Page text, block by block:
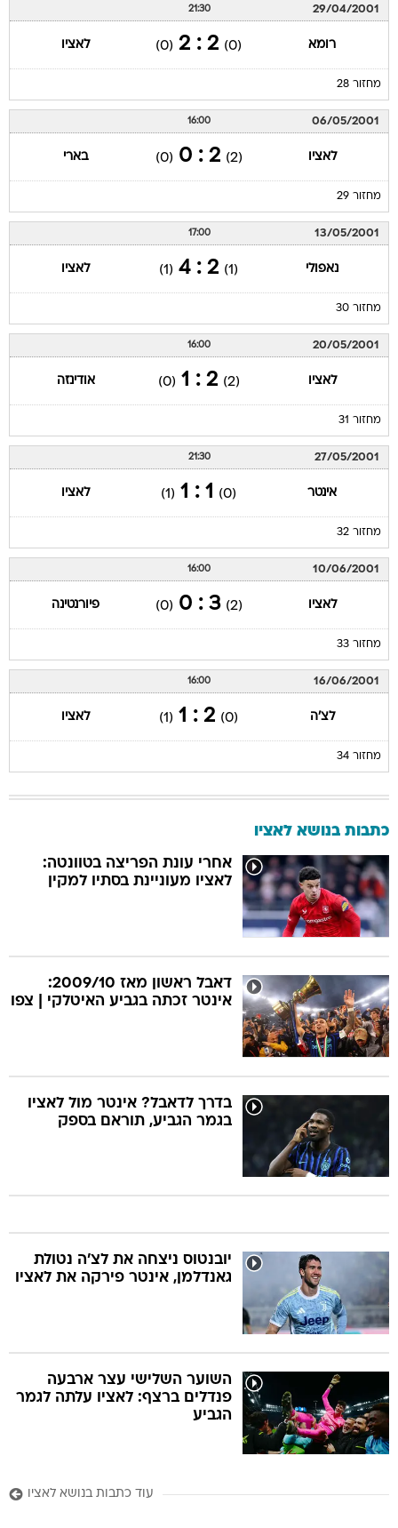
29/04/2001
21:30
רומא (0)
2 : 2
(0) לאציו
מחזור 28
06/05/2001
16:00
לאציו (2)
2 : 0
(0) בארי
מחזור 29
13/05/2001
17:00
נאפולי (1)
2 : 4
(1) לאציו
מחזור 30
20/05/2001
16:00
לאציו (2)
2 : 1
(0) אודינזה
מחזור 31
27/05/2001
21:30
אינטר (0)
1 : 1
(1) לאציו
מחזור 32
10/06/2001
16:00
לאציו (2)
3 : 0
(0) פיורנטינה
מחזור 33
16/06/2001
16:00
לצ'ה (0)
2 : 1
(1) לאציו
מחזור 34
כתבות בנושא לאציו
אחרי עונת הפריצה בטוונטה:
לאציו מעוניינת בסתיו למקין
דאבל ראשון מאז 2009/10:
אינטר זכתה בגביע האיטלקי | צפו
בדרך לדאבל? אינטר מול לאציו
בגמר הגביע, תוראם בספק
יובנטוס ניצחה את לצ'ה נטולת
גאנדלמן, אינטר פירקה את לאציו
השוער השלישי עצר ארבעה
פנדלים ברצף: לאציו עלתה לגמר
הגביע
עוד כתבות בנושא לאציו